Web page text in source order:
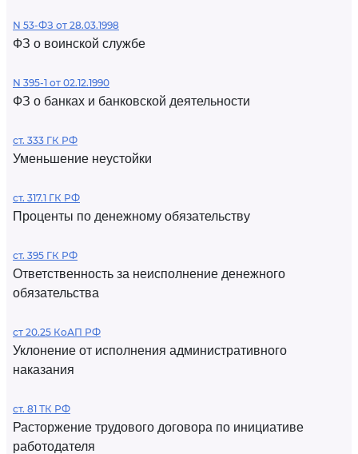
N 53-ФЗ от 28.03.1998
ФЗ о воинской службе
N 395-1 от 02.12.1990
ФЗ о банках и банковской деятельности
ст. 333 ГК РФ
Уменьшение неустойки
ст. 317.1 ГК РФ
Проценты по денежному обязательству
ст. 395 ГК РФ
Ответственность за неисполнение денежного
обязательства
ст 20.25 КоАП РФ
Уклонение от исполнения административного
наказания
ст. 81 ТК РФ
Расторжение трудового договора по инициативе
работодателя